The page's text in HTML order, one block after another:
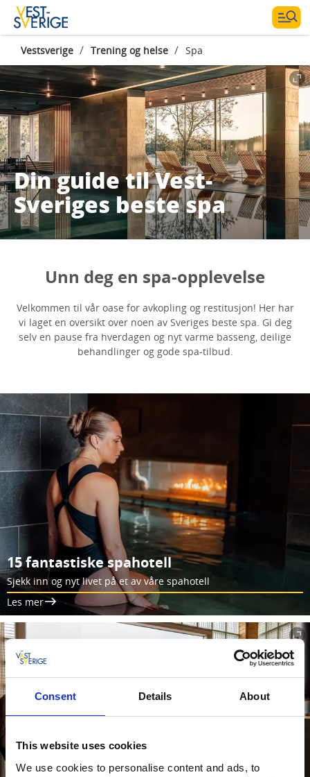
Consent Details About
This website uses cookies
We use cookies to personalise content and ads, to
Vestsverige / Trening og helse / Spa
Din guide til Vest-
Sveriges beste spa
Unn deg en spa-opplevelse
Velkommen til vår oase for avkopling og restitusjon! Her har
vi laget en oversikt over noen av Sveriges beste spa. Gi deg
selv en pause fra hverdagen og nyt varme basseng, deilige
behandlinger og gode spa-tilbud.
15 fantastiske spahotell
Sjekk inn og nyt livet på et av våre spahotell
Les mer